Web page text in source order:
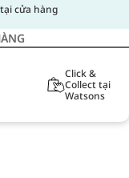
cửa hàng
Click &
Collect tại
Watsons